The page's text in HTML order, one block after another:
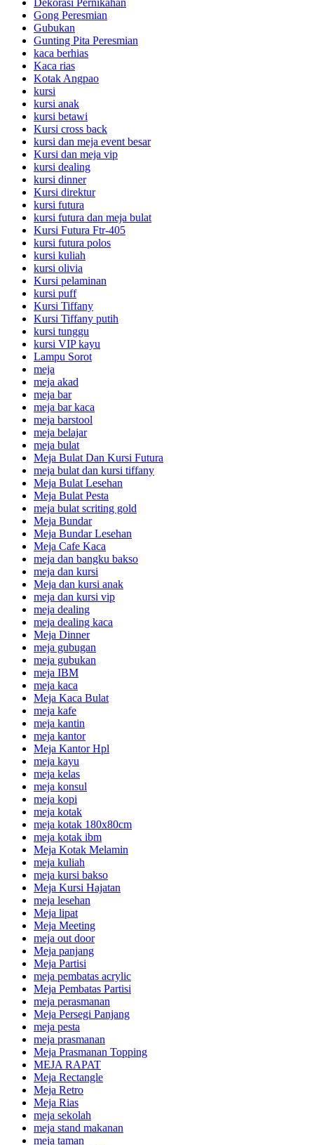
Gong Peresmian
Gubukan
Gunting Pita Peresmian
kaca berhias
Kaca rias
Kotak Angpao
kursi
kursi anak
kursi betawi
Kursi cross back
kursi dan meja event besar
Kursi dan meja vip
kursi dealing
kursi dinner
Kursi direktur
kursi futura
kursi futura dan meja bulat
Kursi Futura Ftr-405
kursi futura polos
kursi kuliah
kursi olivia
Kursi pelaminan
kursi puff
Kursi Tiffany
Kursi Tiffany putih
kursi tunggu
kursi VIP kayu
Lampu Sorot
meja
meja akad
meja bar
meja bar kaca
meja barstool
meja belajar
meja bulat
Meja Bulat Dan Kursi Futura
meja bulat dan kursi tiffany
Meja Bulat Lesehan
Meja Bulat Pesta
meja bulat scriting gold
Meja Bundar
Meja Bundar Lesehan
Meja Cafe Kaca
meja dan bangku bakso
meja dan kursi
Meja dan kursi anak
meja dan kursi vip
meja dealing
meja dealing kaca
Meja Dinner
meja gubugan
meja gubukan
meja IBM
meja kaca
Meja Kaca Bulat
meja kafe
meja kantin
meja kantor
Meja Kantor Hpl
meja kayu
meja kelas
meja konsul
meja kopi
meja kotak
meja kotak 180x80cm
meja kotak ibm
Meja Kotak Melamin
meja kuliah
meja kursi bakso
Meja Kursi Hajatan
meja lesehan
Meja lipat
Meja Meeting
meja out door
Meja panjang
Meja Partisi
meja pembatas acrylic
Meja Pembatas Partisi
meja perasmanan
Meja Persegi Panjang
meja pesta
meja prasmanan
Meja Prasmanan Topping
MEJA RAPAT
Meja Rectangle
Meja Retro
Meja Rias
meja sekolah
meja stand makanan
meja taman